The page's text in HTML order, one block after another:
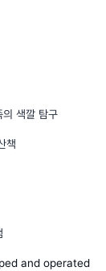
의 색깔 탐구
책
and operated